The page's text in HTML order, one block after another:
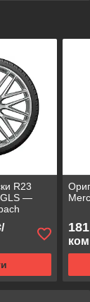
R23
GLS —